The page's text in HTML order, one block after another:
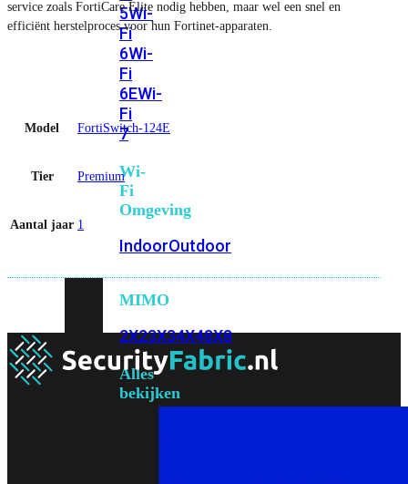
5Wi-
Fi
6Wi-
Fi
6EWi-
Fi
7
Wi-
Fi
Omgeving
IndoorOutdoor
MIMO
2X23X34X48X8
Alles
bekijken
service zoals FortiCare Elite nodig hebben, maar wel een snel en
efficiënt herstelproces voor hun Fortinet-apparaten.
Model FortiSwitch-124E
Tier Premium
Aantal jaar 1